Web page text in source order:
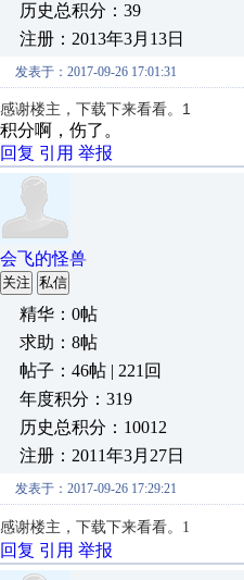
历史总积分：39
注册：2013年3月13日
发表于：2017-09-26 17:01:31
感谢楼主，下载下来看看。1
积分啊，伤了。
回复 引用 举报
会飞的怪兽
关注 私信
精华：0帖
求助：8帖
帖子：46帖 | 221回
年度积分：319
历史总积分：10012
注册：2011年3月27日
发表于：2017-09-26 17:29:21
感谢楼主，下载下来看看。1
回复 引用 举报